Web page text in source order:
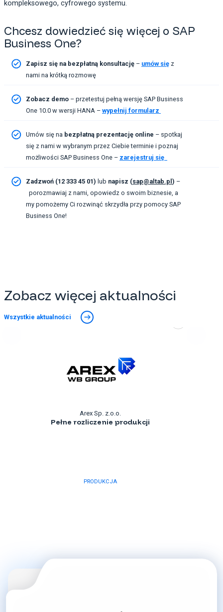
kompleksowego, cyfrowego systemu.
Chcesz dowiedzieć się więcej o SAP
Business One?
Zapisz się na bezpłatną konsultację – umów się z
nami na krótką rozmowę
Zobacz demo – przetestuj pełną wersję SAP Business
One 10.0 w wersji HANA – wypełnij formularz
Umów się na bezpłatną prezentację online – spotkaj
się z nami w wybranym przez Ciebie terminie i poznaj
możliwości SAP Business One – zarejestruj się
Zadzwoń (12 333 45 01) lub napisz (sap@altab.pl) –
porozmawiaj z nami, opowiedz o swoim biznesie, a
my pomożemy Ci rozwinąć skrzydła przy pomocy SAP
Business One!
Zobacz więcej aktualności
Wszystkie aktualności
Arex Sp. z.o.o.
Pełne rozliczenie produkcji
PRODUKCJA